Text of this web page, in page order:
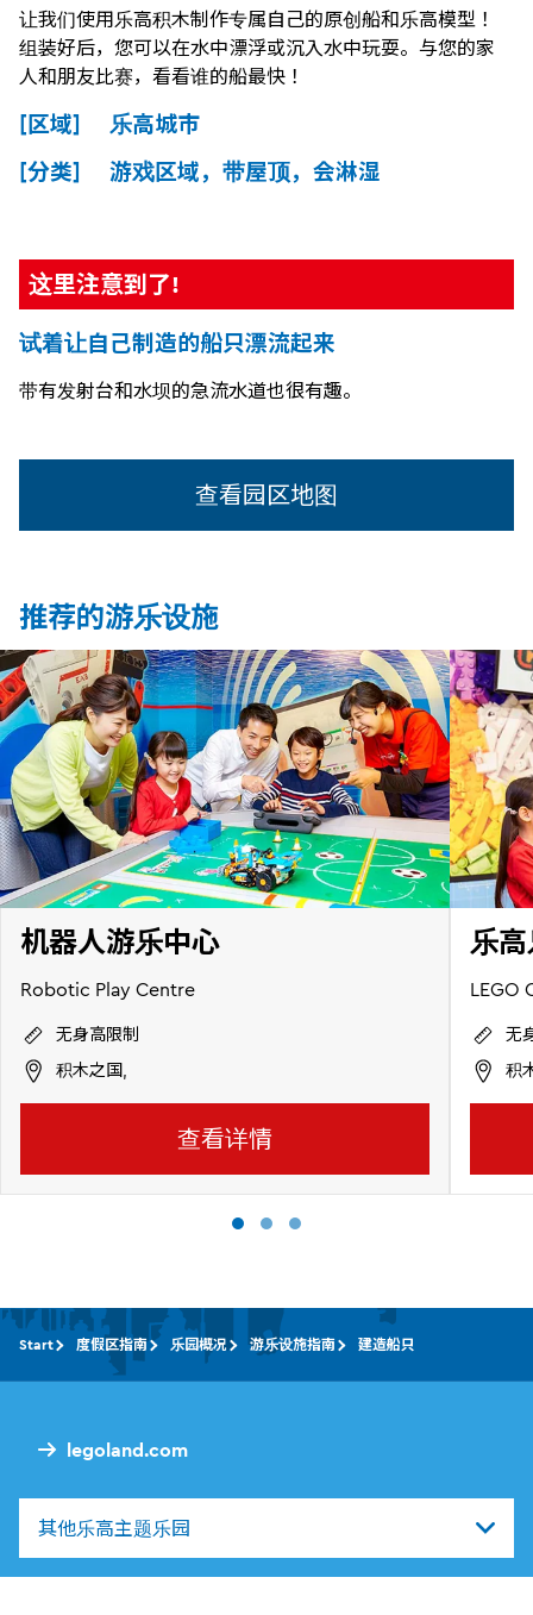
让我们使用乐高积木制作专属自己的原创船和乐高模型！
组装好后，您可以在水中漂浮或沉入水中玩耍。与您的家
人和朋友比赛，看看谁的船最快！
[区域] 乐高城市
[分类] 游戏区域，带屋顶，会淋湿
这里注意到了!
试着让自己制造的船只漂流起来
带有发射台和水坝的急流水道也很有趣。
查看园区地图
推荐的游乐设施
机器人游乐中心
Robotic Play Centre
无身高限制
积木之国,
查看详情
乐
LEGO
无
积
legoland.com
其他乐高主题乐园
Start 度假区指南 乐园概况 游乐设施指南 建造船只